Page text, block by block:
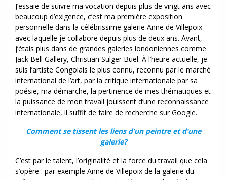
J’essaie de suivre ma vocation depuis plus de vingt ans avec
beaucoup d’exigence, c’est ma première exposition
personnelle dans la célébrissime galerie Anne de Villepoix
avec laquelle je collabore depuis plus de deux ans. Avant,
j’étais plus dans de grandes galeries londoniennes comme
Jack Bell Gallery, Christian Sulger Buel. À l’heure actuelle, je
suis l’artiste Congolais le plus connu, reconnu par le marché
international de l’art, par la critique internationale par sa
poésie, ma démarche, la pertinence de mes thématiques et
la puissance de mon travail jouissent d’une reconnaissance
internationale, il suffit de faire de recherche sur Google.
Comment se tissent les liens d’un peintre et d’une
galerie?
C’est par le talent, l’originalité et la force du travail que cela
s’opère : par exemple Anne de Villepoix de la galerie du